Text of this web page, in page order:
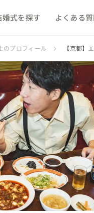
式を探す よくある
のプロフィール 【京都】